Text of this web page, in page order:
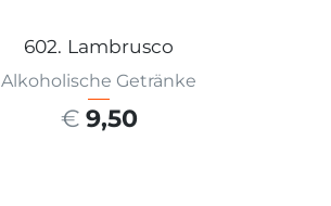
602. Lambrusco
Alkoholische Getränke
€ 9,50